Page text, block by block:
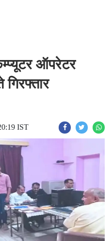
ऑपरेटर
IST